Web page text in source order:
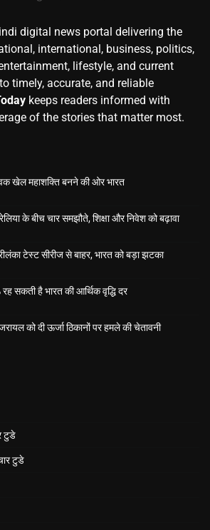
digital news portal delivering the
international, business, politics,
lifestyle, and current
timely, accurate, and reliable
keeps readers informed with
of the stories that matter most.
खेल महाशक्ति बनने की ओर भारत
के बीच चार समझौते, शिक्षा और निवेश को बढ़ावा
टेस्ट सीरीज से बाहर, भारत को बड़ा झटका
रह सकती है भारत की आर्थिक वृद्धि दर
को दी ऊर्जा ठिकानों पर हमले की चेतावनी
टुडे
टुडे